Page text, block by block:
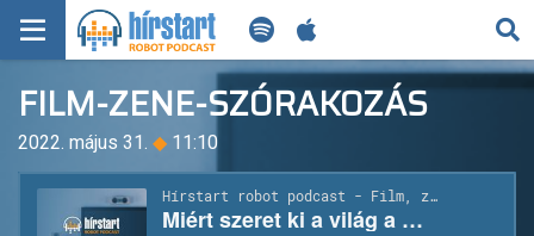
KERESÉS
KEZDŐLAP
FRISS HÍREK
TECH HÍREK
FILM-ZENE-SZÓRAKOZÁS
2022. május 31. ◆ 11:10